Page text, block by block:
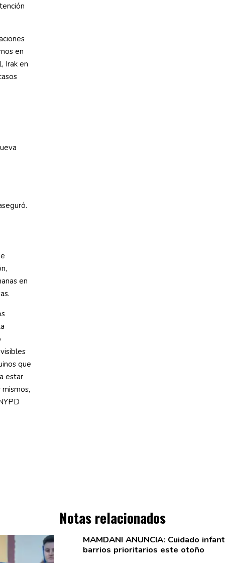
en
Irak en
en
que
estar
Notas relacionados
MAMDANI ANUNCIA: Cuidado
barrios prioritarios este otoño